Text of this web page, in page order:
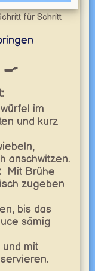
für Schritt
im
und kurz
anschwitzen.
Mit Brühe
zugeben
bis das
sämig
mit